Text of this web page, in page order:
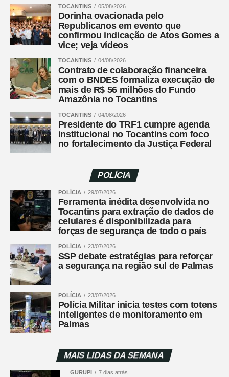
Messenger
LinkedIn
Share
TOCANTINS 05/08/2026
Dorinha ovacionada pelo
Republicanos em evento que
confirmou indicação de Atos Gomes a
vice; veja vídeos
TOCANTINS 04/08/2026
Contrato de colaboração financeira
com o BNDES formaliza execução de
mais de R$ 56 milhões do Fundo
Amazônia no Tocantins
TOCANTINS 04/08/2026
Presidente do TRF1 cumpre agenda
institucional no Tocantins com foco
no fortalecimento da Justiça Federal
POLÍCIA
POLÍCIA 29/07/2026
Ferramenta inédita desenvolvida no
Tocantins para extração de dados de
celulares é disponibilizada para
forças de segurança de todo o país
POLÍCIA 23/07/2026
SSP debate estratégias para reforçar
a segurança na região sul de Palmas
POLÍCIA 23/07/2026
Polícia Militar inicia testes com totens
inteligentes de monitoramento em
Palmas
MAIS LIDAS DA SEMANA
GURUPI 7 dias atrás